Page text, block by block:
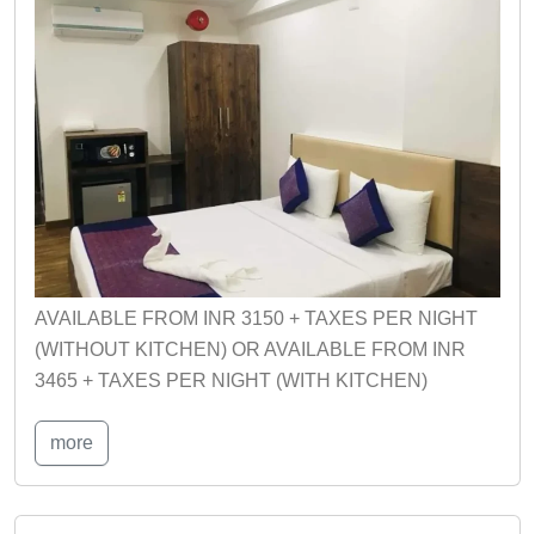
AVAILABLE FROM INR 3150 + TAXES PER NIGHT
(WITHOUT KITCHEN) OR AVAILABLE FROM INR
3465 + TAXES PER NIGHT (WITH KITCHEN)
more